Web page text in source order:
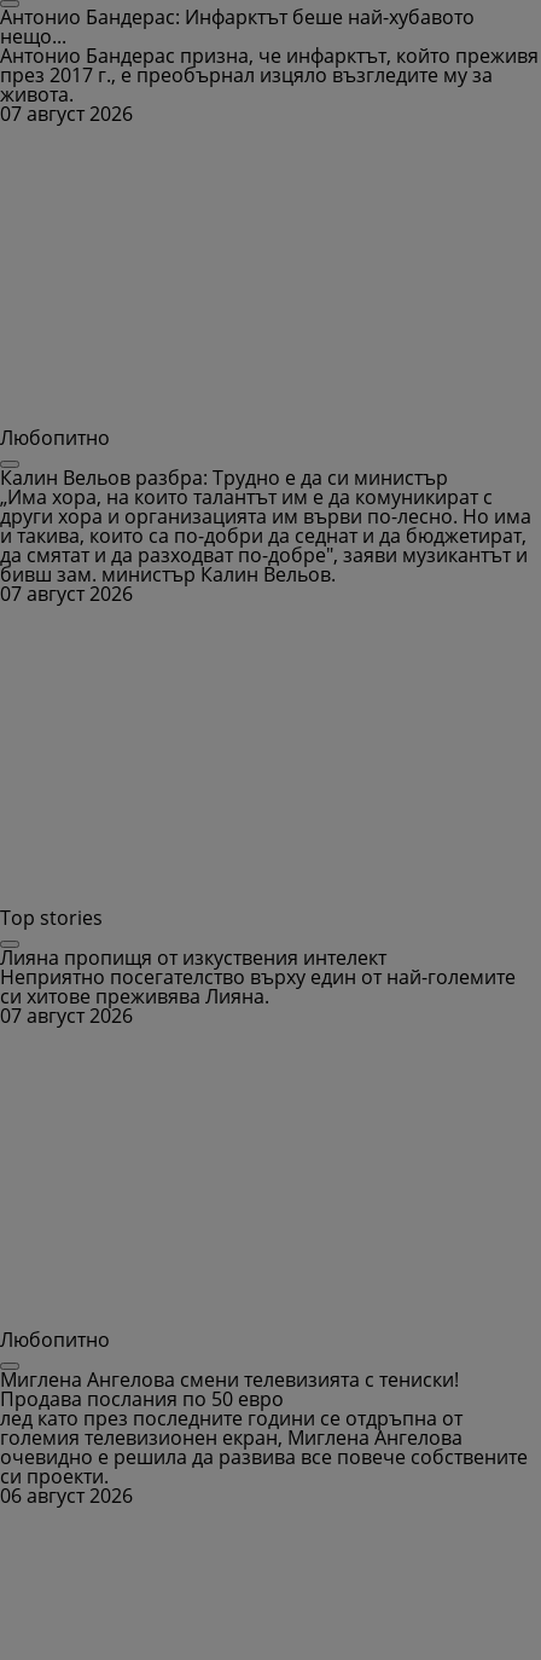
Антонио Бандерас: Инфарктът беше най-хубавото
нещо...
Антонио Бандерас призна, че инфарктът, който преживя
през 2017 г., е преобърнал изцяло възгледите му за
живота.
07 август 2026
Любопитно
Калин Вельов разбра: Трудно е да си министър
„Има хора, на които талантът им е да комуникират с
други хора и организацията им върви по-лесно. Но има
и такива, които са по-добри да седнат и да бюджетират,
да смятат и да разходват по-добре", заяви музикантът и
бивш зам. министър Калин Вельов.
07 август 2026
Top stories
Лияна пропищя от изкуствения интелект
Неприятно посегателство върху един от най-големите
си хитове преживява Лияна.
07 август 2026
Любопитно
Миглена Ангелова смени телевизията с тениски!
Продава послания по 50 евро
лед като през последните години се отдръпна от
големия телевизионен екран, Миглена Ангелова
очевидно е решила да развива все повече собствените
си проекти.
06 август 2026